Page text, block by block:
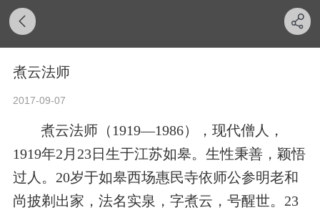
煮云法师
2017-09-07
煮云法师（1919—1986），现代僧人，
1919年2月23日生于江苏如皋。生性秉善，颖悟
过人。20岁于如皋西场惠民寺依师公参明老和
尚披剃出家，法名实泉，字煮云，号醒世。23